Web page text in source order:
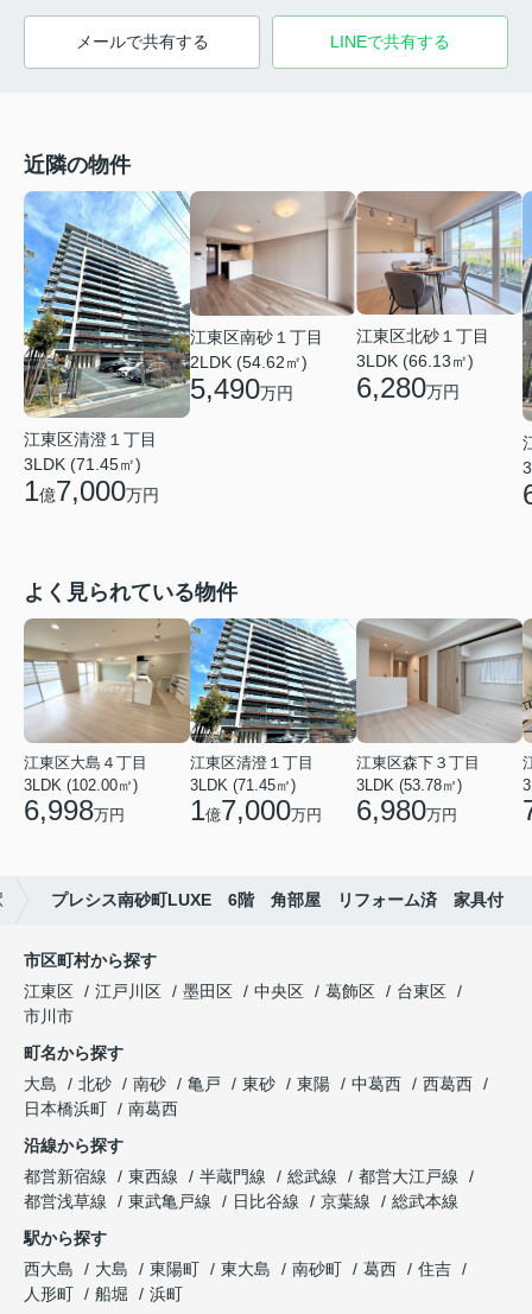
メールで共有する LINEで共有する
近隣の物件
江東区清澄１丁目
3LDK (71.45㎡)
1億7,000万円
江東区南砂１丁目
2LDK (54.62㎡)
5,490万円
江東区北砂１丁目
3LDK (66.13㎡)
6,280万円
よく見られている物件
江東区大島４丁目
3LDK (102.00㎡)
6,998万円
江東区清澄１丁目
3LDK (71.45㎡)
1億7,000万円
江東区森下３丁目
3LDK (53.78㎡)
6,980万円
プレシス南砂町LUXE 6階 角部屋 リフォーム済 家具付
市区町村から探す
江東区
江戸川区 墨田区 中央区 葛飾区
台東区
市川市
町名から探す
大島
北砂 南砂 亀戸 東砂 東陽 中葛西
西葛西
日本橋浜町
南葛西
沿線から探す
都営新宿線
東西線 半蔵門線 総武線
都営大江戸線
都営浅草線
東武亀戸線 日比谷線 京葉線
総武本線
駅から探す
西大島
大島 東陽町 東大島 南砂町 葛西
住吉
人形町
船堀 浜町